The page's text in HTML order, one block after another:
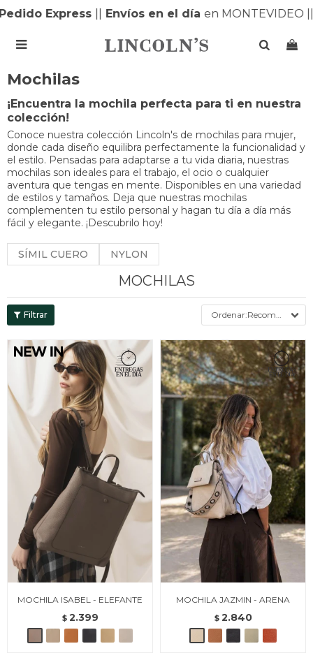
Express||Envíos en el díaen MONTEVIDEO ||

Mochilas
¡Encuentra la mochila perfecta para ti en nuestra
colección!
Conoce nuestra colección Lincoln's de mochilas para mujer,
donde cada diseño equilibra perfectamente la funcionalidad y
el estilo. Pensadas para adaptarse a tu vida diaria, nuestras
mochilas son ideales para el trabajo, el ocio o cualquier
aventura que tengas en mente. Disponibles en una variedad
de estilos y tamaños. Deja que nuestras mochilas
complementen tu estilo personal y hagan tu día a día más
fácil y elegante. ¡Descubrilo hoy!
SÍMIL CUERO NYLON
MOCHILAS
Recomendados
MOCHILA ISABEL - ELEFANTE
$ 2.399
MOCHILA JAZMIN - ARENA
$ 2.840